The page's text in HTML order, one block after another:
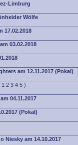
Limburg
Wölfe
17.02.2018
03.02.2018
am 12.11.2017 (Pokal)
1 2 3 4 5 )
04.11.2017
(Pokal)
Niesky am 14.10.2017